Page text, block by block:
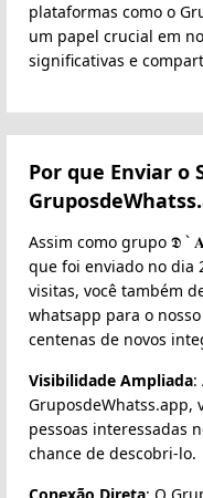
plataformas como o
um papel crucial em
significativas e
Por que Enviar o
Assim como grupo 𝕯
que foi enviado no dia
visitas, você também
whatsapp para o
centenas de novos
Visibilidade Ampliada:
GruposdeWhatss.app,
pessoas interessadas
chance de descobri-lo.